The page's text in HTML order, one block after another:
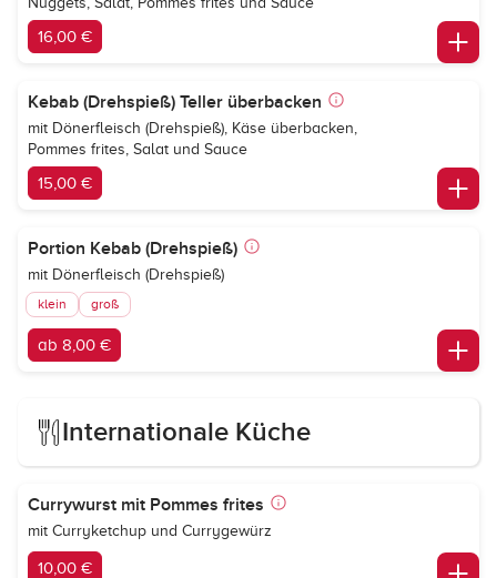
16,00 €
Kebab (Drehspieß) Teller überbacken
mit Dönerfleisch (Drehspieß), Käse überbacken,
Pommes frites, Salat und Sauce
15,00 €
Portion Kebab (Drehspieß)
mit Dönerfleisch (Drehspieß)
klein groß
ab 8,00 €
Internationale Küche
Currywurst mit Pommes frites
mit Curryketchup und Currygewürz
10,00 €